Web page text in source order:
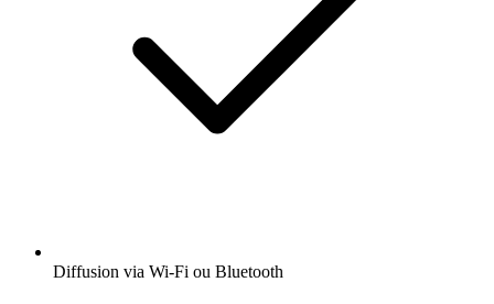
Diffusion via Wi-Fi ou Bluetooth